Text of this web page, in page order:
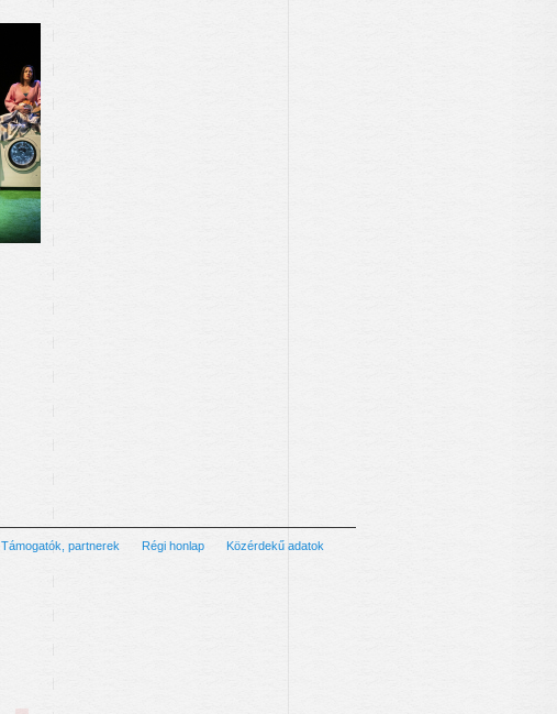
Támogatók, partnerek Régi honlap Közérdekű adatok